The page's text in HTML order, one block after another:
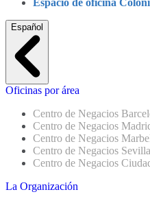
Español
Oficinas por área
Centro de Negacios
Centro de Negacios
Centro de Negacios
Centro de Negacios Sevilla
Centro de Negacios
La Organización